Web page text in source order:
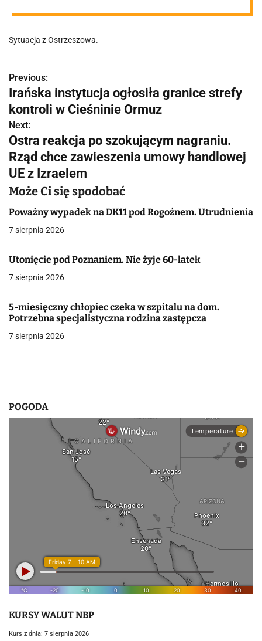
driftowaniu
BMW. Dostał
mandaty na 10
tysięcy złotych
Sytuacja z Ostrzeszowa.
N
a
w
i
g
a
c
j
a
w
p
i
Previous:
Irańska instytucja ogłosiła granice strefy
kontroli w Cieśninie Ormuz
Next:
Ostra reakcja po szokującym nagraniu.
Rząd chce zawieszenia umowy handlowej
UE z Izraelem
Może Ci się spodobać
Poważny wypadek na DK11 pod Rogoźnem. Utrudnienia
7 sierpnia 2026
Utonięcie pod Poznaniem. Nie żyje 60-latek
7 sierpnia 2026
5-miesięczny chłopiec czeka w szpitalu na dom.
Potrzebna specjalistyczna rodzina zastępcza
7 sierpnia 2026
POGODA
KURSY WALUT NBP
Kurs z dnia: 7 sierpnia 2026